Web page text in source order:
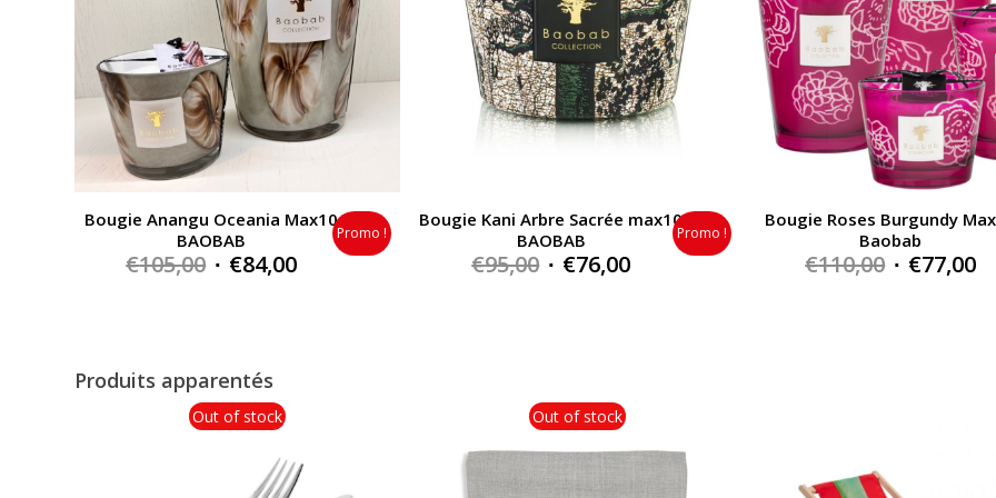
Bougie Anangu Oceania Max10
BAOBAB
€105,00 Original
€84,00Current
Promo !
Bougie Kani Arbre Sacrée max10
BAOBAB
€95,00 Original
€76,00Current
Promo !
Bougie Roses Burgundy
Baobab
€110,00 Original
€77,00
Produits apparentés
Out of stock Out of stock